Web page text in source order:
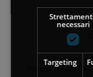
Prezzo, dal più caro
necessari
Targeting